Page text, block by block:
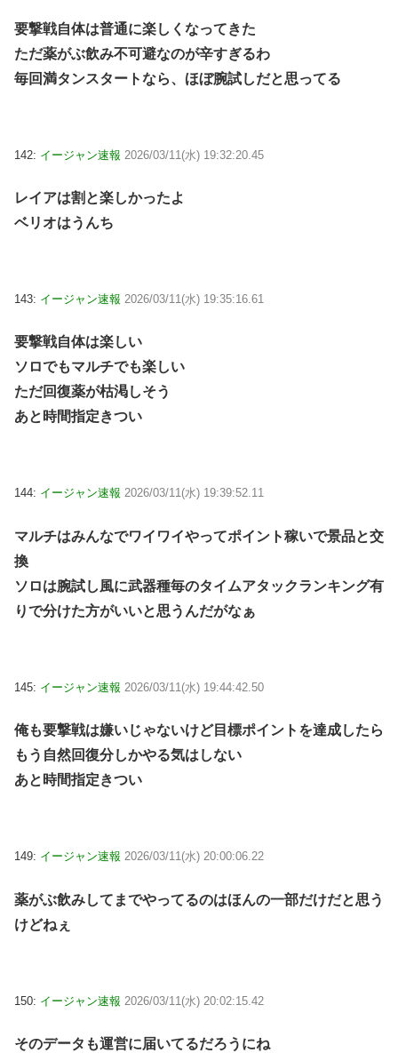
要撃戦自体は普通に楽しくなってきた
ただ薬がぶ飲み不可避なのが辛すぎるわ
毎回満タンスタートなら、ほぼ腕試しだと思ってる
142: イージャン速報 2026/03/11(水) 19:32:20.45
レイアは割と楽しかったよ
ベリオはうんち
143: イージャン速報 2026/03/11(水) 19:35:16.61
要撃戦自体は楽しい
ソロでもマルチでも楽しい
ただ回復薬が枯渇しそう
あと時間指定きつい
144: イージャン速報 2026/03/11(水) 19:39:52.11
マルチはみんなでワイワイやってポイント稼いで景品と交
換
ソロは腕試し風に武器種毎のタイムアタックランキング有
りで分けた方がいいと思うんだがなぁ
145: イージャン速報 2026/03/11(水) 19:44:42.50
俺も要撃戦は嫌いじゃないけど目標ポイントを達成したら
もう自然回復分しかやる気はしない
あと時間指定きつい
149: イージャン速報 2026/03/11(水) 20:00:06.22
薬がぶ飲みしてまでやってるのはほんの一部だけだと思う
けどねぇ
150: イージャン速報 2026/03/11(水) 20:02:15.42
そのデータも運営に届いてるだろうにね